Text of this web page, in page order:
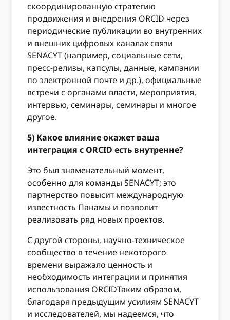
скоординированную стратегию
продвижения и внедрения ORCID через
периодические публикации во внутренних
и внешних цифровых каналах связи
SENACYT (например, социальные сети,
пресс-релизы, капсулы, данные, кампании
по электронной почте и др.), официальные
встречи с органами власти, мероприятия,
интервью, семинары, семинары и многое
другое.
5) Какое влияние окажет ваша
интеграция с ORCID есть внутренне?
Это был знаменательный момент,
особенно для команды SENACYT; это
партнерство повысит международную
известность Панамы и позволит
реализовать ряд новых проектов.
С другой стороны, научно-техническое
сообщество в течение некоторого
времени выражало ценность и
необходимость интеграции и принятия
использования ORCIDТаким образом,
благодаря предыдущим усилиям SENACYT
и исследователей, мы надеемся, что